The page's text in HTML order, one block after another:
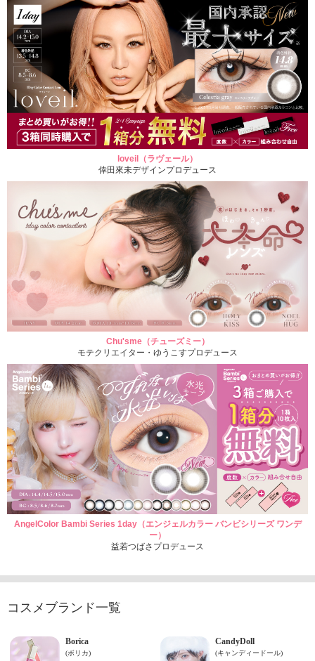
loveil（ラヴェール）
倖田來未デザインプロデュース
Chu'sme（チューズミー）
モテクリエイター・ゆうこすプロデュース
AngelColor Bambi Series 1day（エンジェルカラー バンビシリーズ ワンデ
ー）
益若つばさプロデュース
コスメブランド一覧